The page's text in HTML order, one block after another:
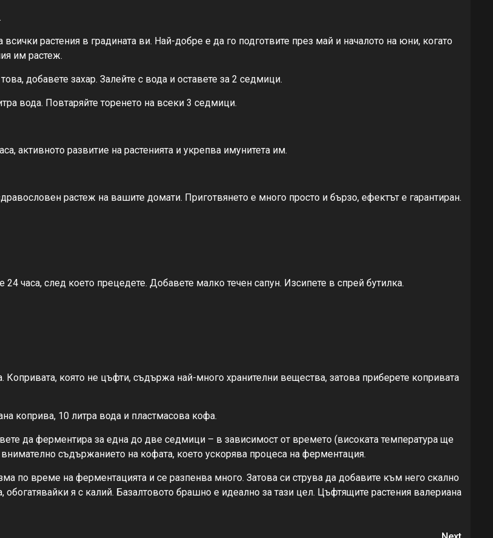
растения в градината ви. Най-добре е да го подготвите през май и началото на юни, когато
им растеж.
добавете захар. Залейте с вода и оставете за 2 седмици.
вода. Повтаряйте торенето на всеки 3 седмици.
активното развитие на растенията и укрепва имунитета им.
растеж на вашите домати. Приготвянето е много просто и бързо, ефектът е гарантиран.
часа, след което прецедете. Добавете малко течен сапун. Изсипете в спрей бутилка.
която не цъфти, съдържа най-много хранителни вещества, затова приберете копривата
коприва, 10 литра вода и пластмасова кофа.
да ферментира за една до две седмици – в зависимост от времето (високата температура ще
съдържанието на кофата, което ускорява процеса на ферментация.
по време на ферментацията и се разпенва много. Затова си струва да добавите към него скално
я с калий. Базалтовото брашно е идеално за тази цел. Цъфтящите растения валериана